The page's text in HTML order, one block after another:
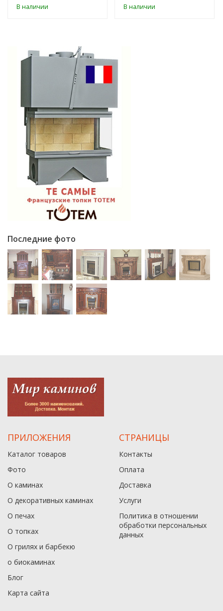
В наличии В наличии
Последние фото
ПРИЛОЖЕНИЯ
Каталог товаров
Фото
О каминах
О декоративных каминах
О печах
О топках
О грилях и барбекю
о биокаминах
Блог
Карта сайта
СТРАНИЦЫ
Контакты
Оплата
Доставка
Услуги
Политика в отношении
обработки персональных
данныx